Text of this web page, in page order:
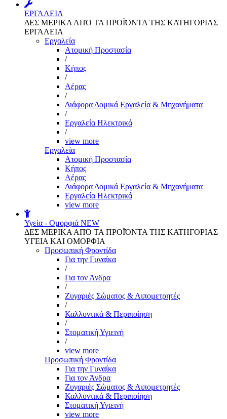
ΕΡΓΑΛΕΙΑ
ΔΕΣ ΜΕΡΙΚΑ ΑΠΌ ΤΑ ΠΡΟΪΌΝΤΑ ΤΗΣ ΚΑΤΗΓΟΡΙΑΣ
ΕΡΓΑΛΕΙΑ
Εργαλεία
Aτομική Προστασία
/
Kήπος
/
Αέρας
/
Διάφορα Δομικά Εργαλεία & Μηχανήματα
/
Εργαλεία Ηλεκτρικά
/
view more
Εργαλεία
Aτομική Προστασία
Kήπος
Αέρας
Διάφορα Δομικά Εργαλεία & Μηχανήματα
Εργαλεία Ηλεκτρικά
view more
Υγεία - Ομορφιά NEW
ΔΕΣ ΜΕΡΙΚΑ ΑΠΌ ΤΑ ΠΡΟΪΌΝΤΑ ΤΗΣ ΚΑΤΗΓΟΡΙΑΣ
ΥΓΕΙΑ ΚΑΙ ΟΜΟΡΦΙΑ
Προσωπική Φροντίδα
Για την Γυναίκα
/
Για τον Άνδρα
/
Ζυγαριές Σώματος & Λιπομετρητές
/
Καλλυντικά & Περιποίηση
/
Στοματική Υγιεινή
/
view more
Προσωπική Φροντίδα
Για την Γυναίκα
Για τον Άνδρα
Ζυγαριές Σώματος & Λιπομετρητές
Καλλυντικά & Περιποίηση
Στοματική Υγιεινή
view more